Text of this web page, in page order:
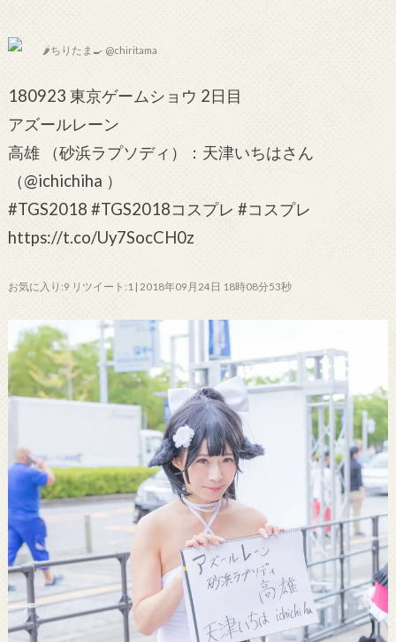
🌶ちりたま🍳 @chiritama
180923 東京ゲームショウ 2日目
アズールレーン
高雄 （砂浜ラプソディ）：天津いちはさん
（@ichichiha ）
#TGS2018 #TGS2018コスプレ #コスプレ
https://t.co/Uy7SocCH0z
お気に入り:9 リツイート:1 | 2018年09月24日 18時08分53秒